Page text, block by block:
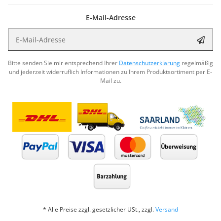
E-Mail-Adresse
Bitte senden Sie mir entsprechend Ihrer Datenschutzerklärung regelmäßig
und jederzeit widerruflich Informationen zu Ihrem Produktsortiment per E-
Mail zu.
* Alle Preise zzgl. gesetzlicher USt., zzgl.Versand